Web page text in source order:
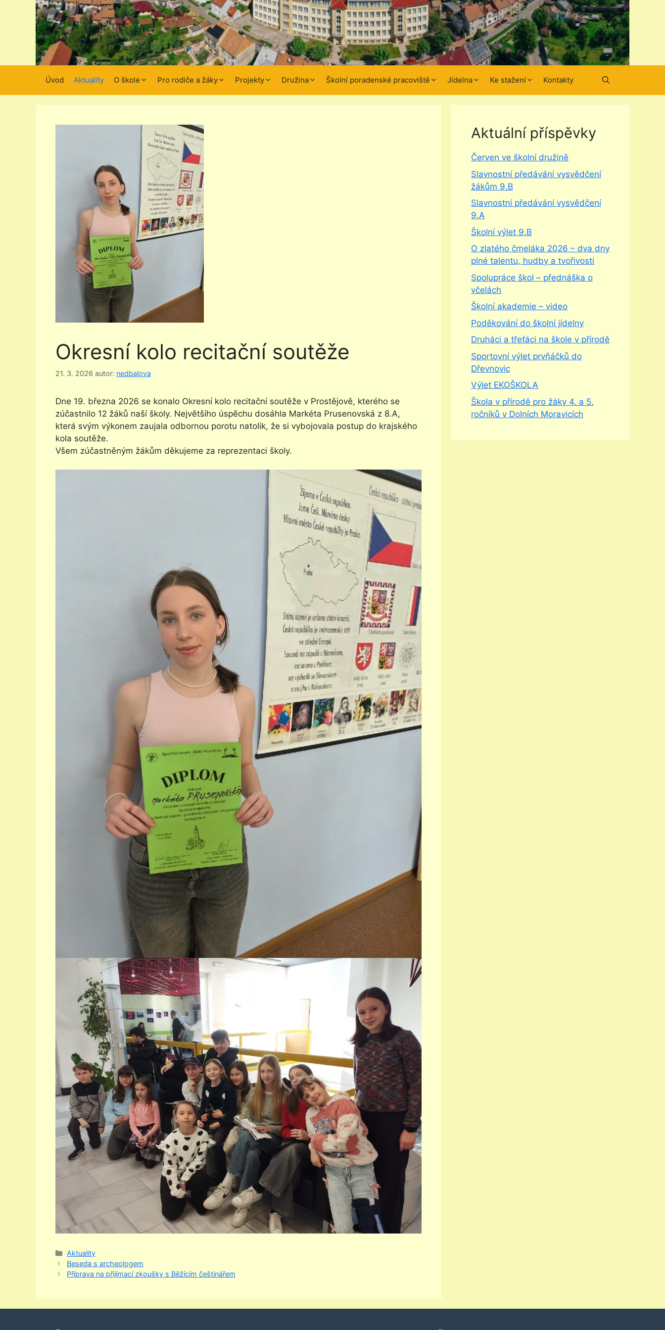
Úvod Aktuality O škole Pro rodiče a žáky Projekty Družina Školní poradenské pracoviště Jídelna Ke stažení Kontakty
Okresní kolo recitační soutěže
21. 3. 2026 autor: nedbalova
Dne 19. března 2026 se konalo Okresní kolo recitační soutěže v Prostějově, kterého se
zúčastnilo 12 žáků naší školy. Největšího úspěchu dosáhla Markéta Prusenovská z 8.A,
která svým výkonem zaujala odbornou porotu natolik, že si vybojovala postup do krajského
kola soutěže.
Všem zúčastněným žákům děkujeme za reprezentaci školy.
Rubriky
Aktuality
Beseda s archeologem
Příprava na přijímací zkoušky s Běžícím češtinářem
Aktuální příspěvky
Červen ve školní družině
Slavnostní předávání vysvědčení
žákům 9.B
Slavnostní předávání vysvědčení
9.A
Školní výlet 9.B
O zlatého čmeláka 2026 – dva dny
plné talentu, hudby a tvořivosti
Spolupráce škol – přednáška o
včelách
Školní akademie – video
Poděkování do školní jídelny
Druháci a třeťáci na škole v přírodě
Sportovní výlet prvňáčků do
Dřevnovic
Výlet EKOŠKOLA
Škola v přírodě pro žáky 4. a 5.
ročníků v Dolních Moravicích